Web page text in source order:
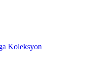
Koleksyon